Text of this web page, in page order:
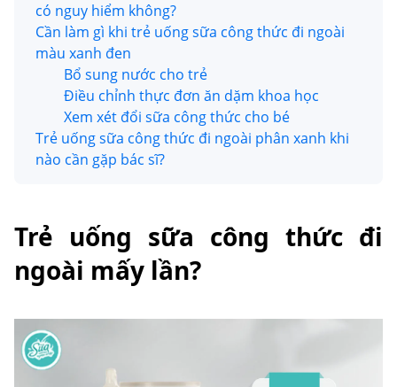
có nguy hiểm không?
Cần làm gì khi trẻ uống sữa công thức đi ngoài
màu xanh đen
Bổ sung nước cho trẻ
Điều chỉnh thực đơn ăn dặm khoa học
Xem xét đổi sữa công thức cho bé
Trẻ uống sữa công thức đi ngoài phân xanh khi
nào cần gặp bác sĩ?
Trẻ uống sữa công thức đi
ngoài mấy lần?